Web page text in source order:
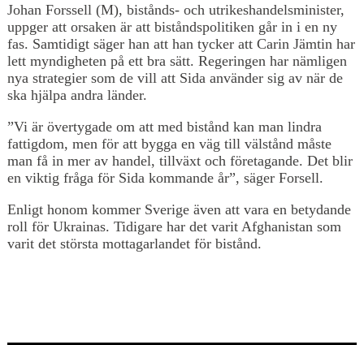
Johan Forssell (M), bistånds- och utrikeshandelsminister,
uppger att orsaken är att biståndspolitiken går in i en ny
fas. Samtidigt säger han att han tycker att Carin Jämtin har
lett myndigheten på ett bra sätt. Regeringen har nämligen
nya strategier som de vill att Sida använder sig av när de
ska hjälpa andra länder.
”Vi är övertygade om att med bistånd kan man lindra
fattigdom, men för att bygga en väg till välstånd måste
man få in mer av handel, tillväxt och företagande. Det blir
en viktig fråga för Sida kommande år”, säger Forsell.
Enligt honom kommer Sverige även att vara en betydande
roll för Ukrainas. Tidigare har det varit Afghanistan som
varit det största mottagarlandet för bistånd.